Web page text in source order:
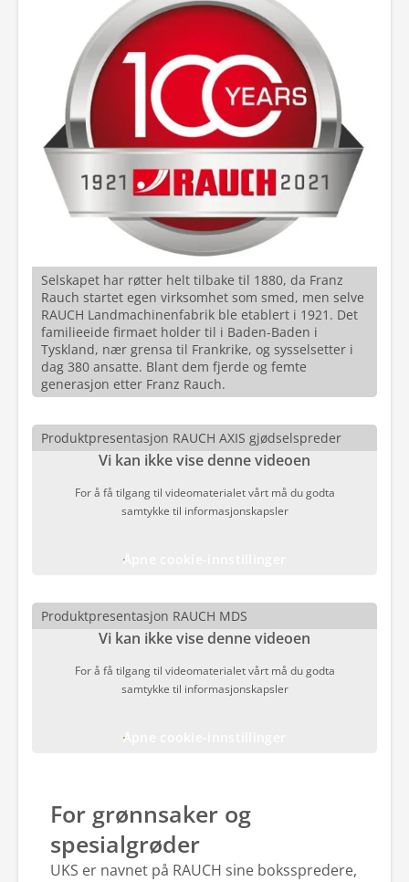
Selskapet har røtter helt tilbake til 1880, da Franz
Rauch startet egen virksomhet som smed, men selve
RAUCH Landmachinenfabrik ble etablert i 1921. Det
familieeide firmaet holder til i Baden-Baden i
Tyskland, nær grensa til Frankrike, og sysselsetter i
dag 380 ansatte. Blant dem fjerde og femte
generasjon etter Franz Rauch.
Produktpresentasjon RAUCH AXIS gjødselspreder
Vi kan ikke vise denne videoen
For å få tilgang til videomaterialet vårt må du godta
samtykke til informasjonskapsler
Åpne cookie-innstillinger
Produktpresentasjon RAUCH MDS
Vi kan ikke vise denne videoen
For å få tilgang til videomaterialet vårt må du godta
samtykke til informasjonskapsler
Åpne cookie-innstillinger
For grønnsaker og
spesialgrøder
UKS er navnet på RAUCH sine boksspredere,